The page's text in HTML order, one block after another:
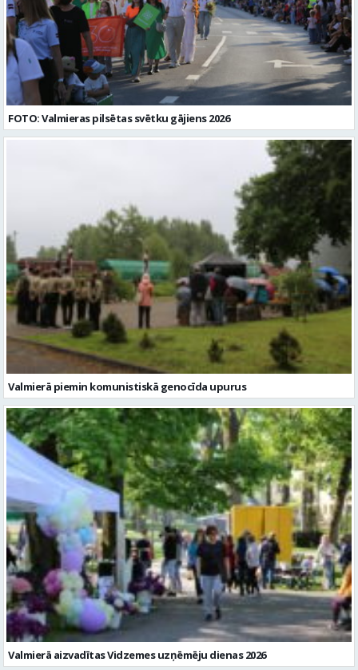
FOTO: Valmieras pilsētas svētku gājiens 2026
Valmierā piemin komunistiskā genocīda upurus
Valmierā aizvadītas Vidzemes uzņēmēju dienas 2026